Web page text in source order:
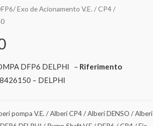
Exo de Acionamento V.E. / CP4 /
DFP6 DELPHI – Riferimento
– DELPHI
pompa V.E. / Alberi CP4 / Alberi DENSO / Alberi